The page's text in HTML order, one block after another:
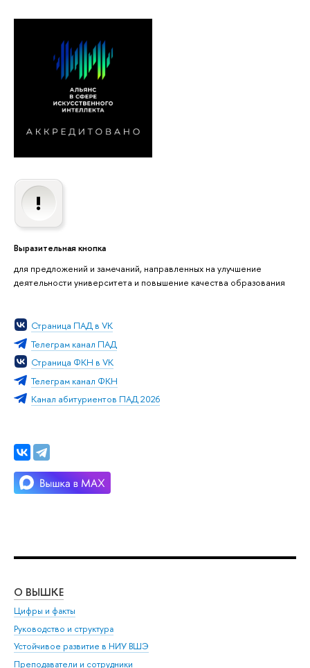
Выразительная кнопка
для предложений и замечаний, направленных на улучшение
деятельности университета и повышение качества образования
Страница ПАД в VK
Телеграм канал ПАД
Страница ФКН в VK
Телеграм канал ФКН
Канал абитуриентов ПАД 2026
О ВЫШКЕ
Цифры и факты
Руководство и структура
Устойчивое развитие в НИУ ВШЭ
Преподаватели и сотрудники